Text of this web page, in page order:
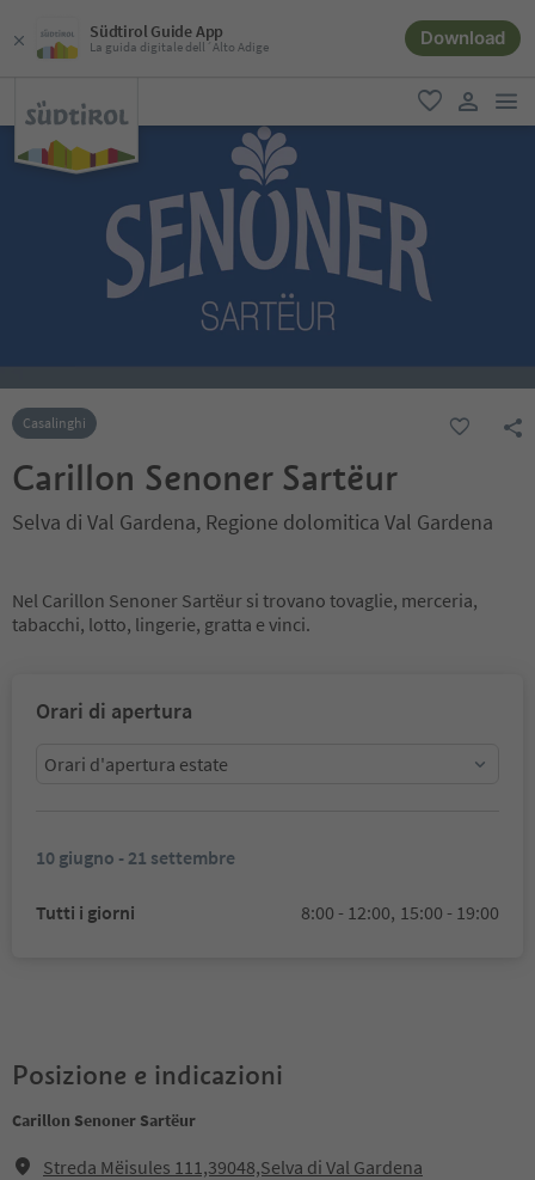
Südtirol Guide App
La guida digitale dell´Alto Adige Download
favoriti
user link
Casalinghi
Carillon Senoner Sartëur
Selva di Val Gardena, Regione dolomitica Val Gardena
Nel Carillon Senoner Sartëur si trovano tovaglie, merceria,
tabacchi, lotto, lingerie, gratta e vinci.
Orari di apertura
Orari d'apertura estate
10 giugno - 21 settembre
Tutti i giorni 8:00 - 12:00, 15:00 - 19:00
Posizione e indicazioni
Carillon Senoner Sartëur
Streda Mëisules 111,39048,Selva di Val Gardena